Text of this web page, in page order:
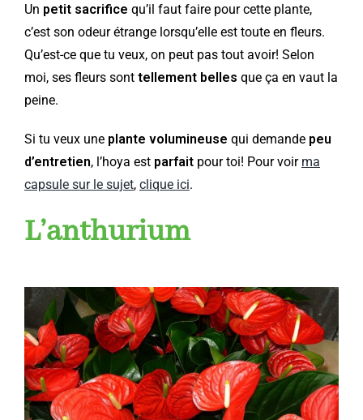
Un petit sacrifice qu’il faut faire pour cette plante,
c’est son odeur étrange lorsqu’elle est toute en fleurs.
Qu’est-ce que tu veux, on peut pas tout avoir! Selon
moi, ses fleurs sont tellement belles que ça en vaut la
peine.
Si tu veux une plante volumineuse qui demande peu
d’entretien, l’hoya est parfaitpour toi! Pour voir ma
capsule sur le sujet, clique ici.
L’anthurium